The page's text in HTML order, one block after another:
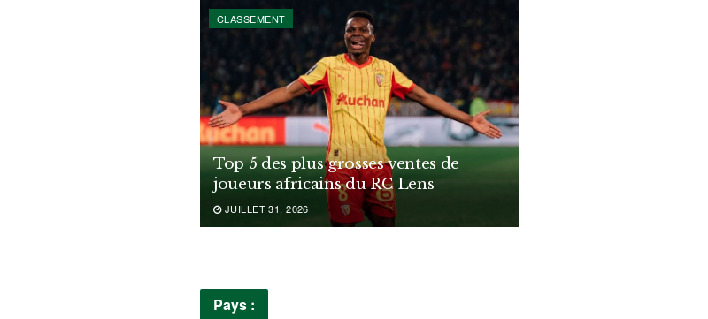
CLASSEMENT
Top 5 des plus grosses ventes de
joueurs africains du RC Lens
JUILLET 31, 2026
Pays :